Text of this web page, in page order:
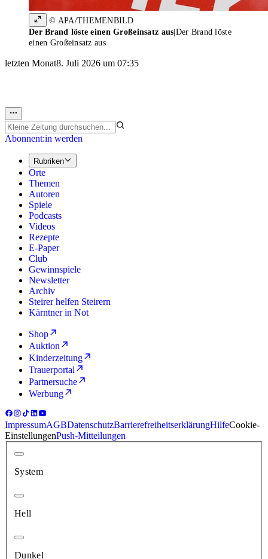
© APA/THEMENBILD
Der Brand löste einen Großeinsatz aus Der Brand löste
einen Großeinsatz aus
letzten Monat8. Juli 2026 um 07:35
Abonnent:in werden
Rubriken
Orte
Themen
Autoren
Spiele
Podcasts
Videos
Rezepte
E-Paper
Club
Gewinnspiele
Newsletter
Archiv
Steirer helfen Steirern
Kärntner in Not
Shop
Auktion
Kinderzeitung
Trauerportal
Partnersuche
Werbung
ImpressumAGBDatenschutzBarrierefreiheitserklärungHilfeCookie-
EinstellungenPush-Mitteilungen
System
Hell
Dunkel